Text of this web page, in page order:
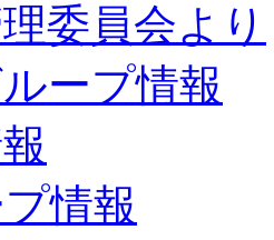
委員会より
ープ情報
情報